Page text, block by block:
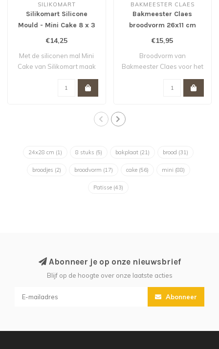
SILIKOMART
Silikomart Silicone
Mould - Mini Cake 8 x 3
cm
€14,25
Met de siliconen mal Mini
Cake van Silikomart maak
BAKMEESTER CLAES
Bakmeester Claes
broodvorm 26x11 cm
€15,95
Broodvorm van
Bakmeester Claes voor het
24x28 cm (1) 8 stuks (5) bakplaat (21) brood (31)
broodjes (2) broodvorm (17) cake (56) mini (88)
Patisse (43)
Abonneer je op onze nieuwsbrief
Blijf op de hoogte over onze laatste acties
Abonneer